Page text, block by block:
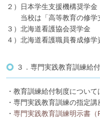
２）日本学生支援機構奨学金
当校は「高等教育の修学
３）北海道看護協会奨学金
４）北海道看護職員養成修学
３．専門実践教育訓練給
・教育訓練給付制度について
・専門実践教育訓練の指定
・ 専門実践教育訓練明示書（